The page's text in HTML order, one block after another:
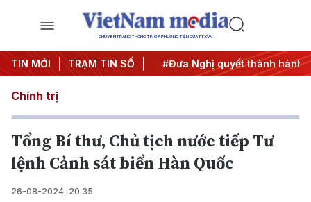
CHUYÊN TRANG THÔNG TIN ĐA PHƯƠNG TIỆN CỦA TTXVN
TIN MỚI TRẠM TIN SỐ
ương 3 #APEC 2027 #Đưa Nghị quyết thành hành
Chính trị
Tổng Bí thư, Chủ tịch nước tiếp Tư
lệnh Cảnh sát biển Hàn Quốc
26-08-2024, 20:35